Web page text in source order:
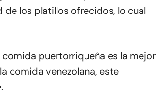
los platillos ofrecidos, lo cual
puertorriqueña es la mejor
comida venezolana, este